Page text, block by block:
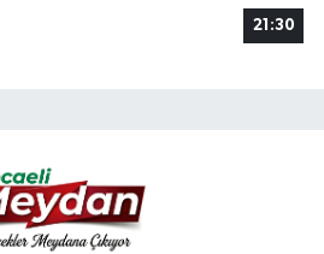
21:30